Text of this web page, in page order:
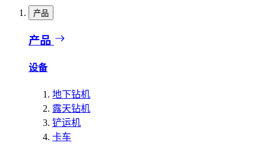
产品
产品
设备
地下钻机
露天钻机
铲运机
卡车